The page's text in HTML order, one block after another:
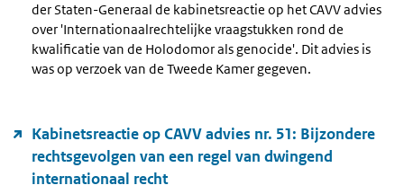
der Staten-Generaal de kabinetsreactie op het CAVV advies
over 'Internationaalrechtelijke vraagstukken rond de
kwalificatie van de Holodomor als genocide'. Dit advies is
was op verzoek van de Tweede Kamer gegeven.
Kabinetsreactie op CAVV advies nr. 51: Bijzondere
rechtsgevolgen van een regel van dwingend
internationaal recht